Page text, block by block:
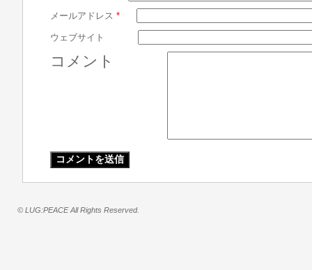
メールアドレス *
ウェブサイト
コメント
© LUG:PEACE All Rights Reserved.